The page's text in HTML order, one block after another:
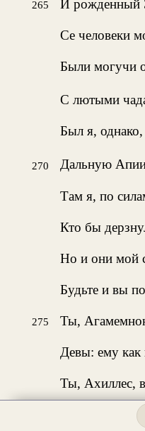
265
И рожденный
Се человеки
Были могучи
С лютыми
Был я,
270 Дальную
Там я, по
Кто бы
Но и они мой
Будьте и вы
275
Ты,
Девы: ему как
Ты, Ахиллес,
Чести